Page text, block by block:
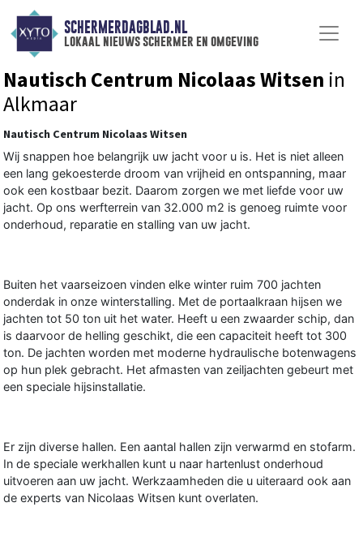
SCHERMERDAGBLAD.NL
lokaal nieuws schermer en omgeving
Nautisch Centrum Nicolaas Witsen in
Alkmaar
Nautisch Centrum Nicolaas Witsen
Wij snappen hoe belangrijk uw jacht voor u is. Het is niet alleen
een lang gekoesterde droom van vrijheid en ontspanning, maar
ook een kostbaar bezit. Daarom zorgen we met liefde voor uw
jacht. Op ons werfterrein van 32.000 m2 is genoeg ruimte voor
onderhoud, reparatie en stalling van uw jacht.
Buiten het vaarseizoen vinden elke winter ruim 700 jachten
onderdak in onze winterstalling. Met de portaalkraan hijsen we
jachten tot 50 ton uit het water. Heeft u een zwaarder schip, dan
is daarvoor de helling geschikt, die een capaciteit heeft tot 300
ton. De jachten worden met moderne hydraulische botenwagens
op hun plek gebracht. Het afmasten van zeiljachten gebeurt met
een speciale hijsinstallatie.
Er zijn diverse hallen. Een aantal hallen zijn verwarmd en stofarm.
In de speciale werkhallen kunt u naar hartenlust onderhoud
uitvoeren aan uw jacht. Werkzaamheden die u uiteraard ook aan
de experts van Nicolaas Witsen kunt overlaten.